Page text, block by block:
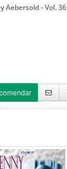
Aebersold - Vol. 36